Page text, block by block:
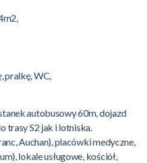
pralkę, WC,
autobusowy 60m, dojazd
trasy S2 jak i lotniska.
Auchan), placówki medyczne,
lokale usługowe, kościół,